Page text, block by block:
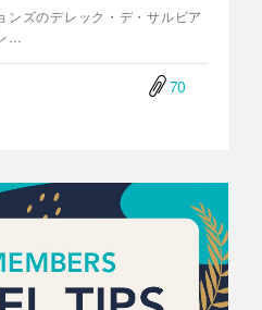
ンズのデレック・デ・サルビア
…
70